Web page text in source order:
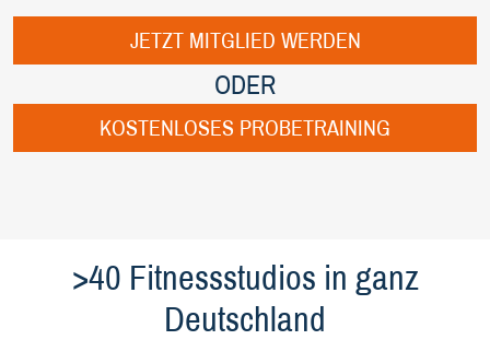
JETZT MITGLIED WERDEN
ODER
KOSTENLOSES PROBETRAINING
>40 Fitnessstudios in ganz
Deutschland